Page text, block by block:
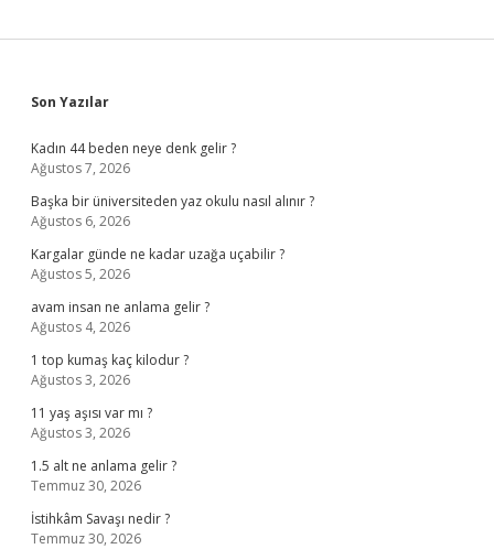
Sidebar
Son Yazılar
Kadın 44 beden neye denk gelir ?
Ağustos 7, 2026
Başka bir üniversiteden yaz okulu nasıl alınır ?
Ağustos 6, 2026
Kargalar günde ne kadar uzağa uçabilir ?
Ağustos 5, 2026
avam insan ne anlama gelir ?
Ağustos 4, 2026
1 top kumaş kaç kilodur ?
Ağustos 3, 2026
11 yaş aşısı var mı ?
Ağustos 3, 2026
1.5 alt ne anlama gelir ?
Temmuz 30, 2026
İstihkâm Savaşı nedir ?
Temmuz 30, 2026